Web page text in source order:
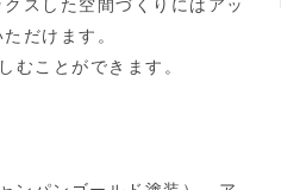
スした空間づくりにはアッ
だけます。
むことができます。